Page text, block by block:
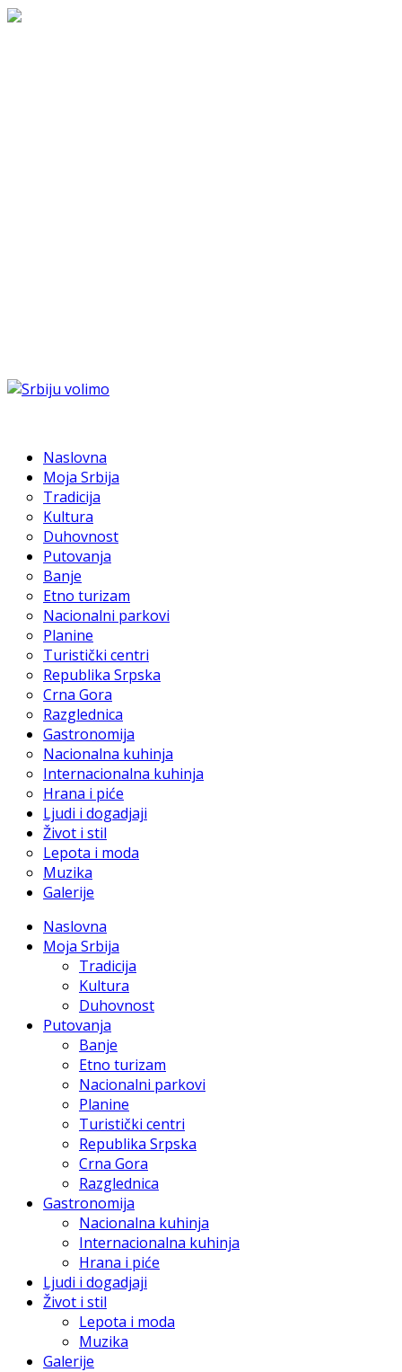
Naslovna
Moja Srbija
Tradicija
Kultura
Duhovnost
Putovanja
Banje
Etno turizam
Nacionalni parkovi
Planine
Turistički centri
Republika Srpska
Crna Gora
Razglednica
Gastronomija
Nacionalna kuhinja
Internacionalna kuhinja
Hrana i piće
Ljudi i dogadjaji
Život i stil
Lepota i moda
Muzika
Galerije
Naslovna
Moja Srbija
Tradicija
Kultura
Duhovnost
Putovanja
Banje
Etno turizam
Nacionalni parkovi
Planine
Turistički centri
Republika Srpska
Crna Gora
Razglednica
Gastronomija
Nacionalna kuhinja
Internacionalna kuhinja
Hrana i piće
Ljudi i dogadjaji
Život i stil
Lepota i moda
Muzika
Galerije